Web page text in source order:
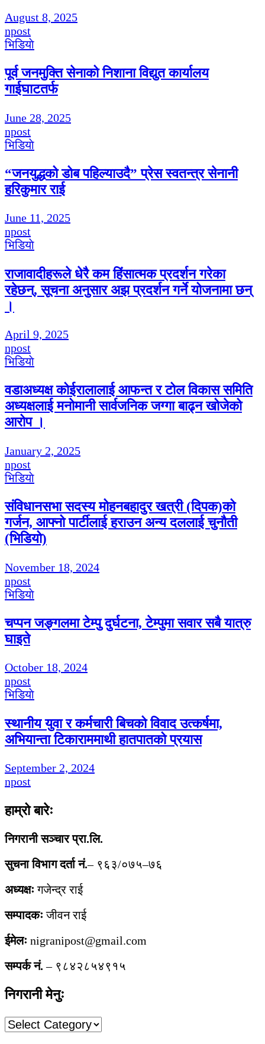
August 8, 2025
npost
भिडियाे
पूर्व जनमुक्ति सेनाको निशाना विद्युत कार्यालय
गाईघाटतर्फ
June 28, 2025
npost
भिडियाे
“जनयुद्धको डोब पहिल्याउदै” प्रेस स्वतन्त्र सेनानी
हरिकुमार राई
June 11, 2025
npost
भिडियाे
राजावादीहरूले धेरै कम हिंसात्मक प्रदर्शन गरेका
रहेछन्, सूचना अनुसार अझ प्रदर्शन गर्ने योजनामा छन्
।
April 9, 2025
npost
भिडियाे
वडाअध्यक्ष कोईरालालाई आफन्त र टोल विकास समिति
अध्यक्षलाई मनोमानी सार्वजनिक जग्गा बाढ्न खोजेको
आरोप ।
January 2, 2025
npost
भिडियाे
संविधानसभा सदस्य मोहनबहादुर खत्री (दिपक)को
गर्जन, आफ्नो पार्टीलाई हराउन अन्य दललाई चुनौती
(भिडियो)
November 18, 2024
npost
भिडियाे
चप्पन जङ्गलमा टेम्पु दुर्घटना, टेम्पुमा सवार सबै यात्रु
घाइते
October 18, 2024
npost
भिडियाे
स्थानीय युवा र कर्मचारी बिचको विवाद उत्कर्षमा,
अभियान्ता टिकाराममाथी हातपातको प्रयास
September 2, 2024
npost
हाम्रो बारेः
निगरानी सञ्चार प्रा.लि.
सुचना विभाग दर्ता नं.– ९६३/०७५–७६
अध्यक्षःगजेन्द्र राई
सम्पादकःजीवन राई
ईमेलः nigranipost@gmail.com
सम्पर्क नं.– ९८४२८५४९१५
निगरानी मेनुः
निगरानी
मेनुः